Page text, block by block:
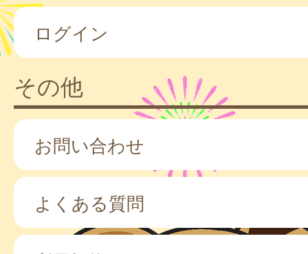
ログイン
その他
お問い合わせ
よくある質問